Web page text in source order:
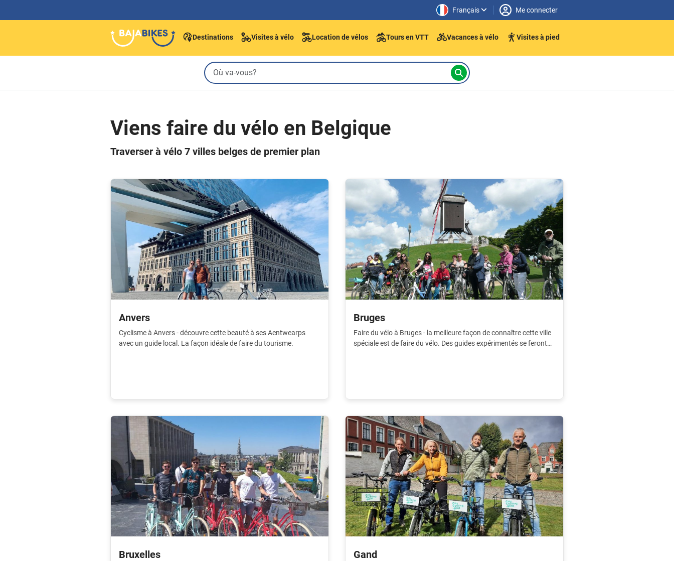
Français Me connecter
Destinations Visites à vélo Location de vélos Tours en VTT Vacances à vélo Visites à pied
Viens faire du vélo en Belgique
Traverser à vélo 7 villes belges de premier plan
Anvers
Cyclisme à Anvers - découvre cette beauté à ses Aentwearps
avec un guide local. La façon idéale de faire du tourisme.
Bruges
Faire du vélo à Bruges - la meilleure façon de connaître cette ville
spéciale est de faire du vélo. Des guides expérimentés se feront
Bruxelles Gand